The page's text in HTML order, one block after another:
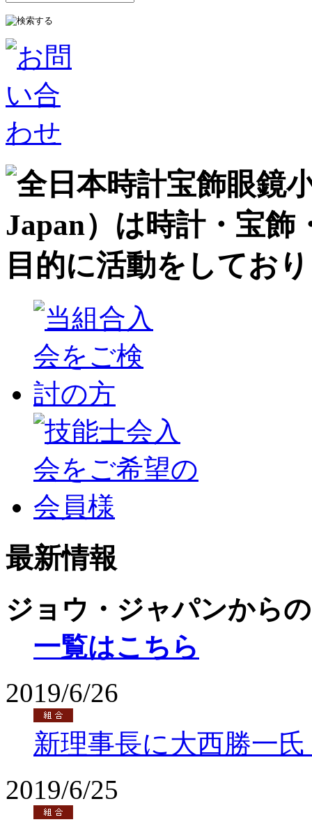
最新情報
ジョウ・ジャパンから
一覧はこちら
2019/6/26
新理事長に大西勝一
2019/6/25